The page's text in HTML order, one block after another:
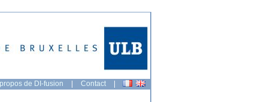
de DI-fusion | Contact |